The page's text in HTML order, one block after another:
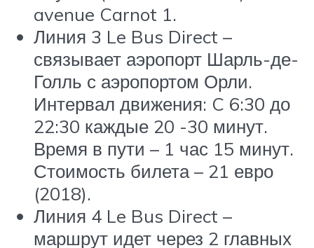
avenue Carnot 1.
Линия 3 Le Bus Direct –
связывает аэропорт Шарль-де-
Голль с аэропортом Орли.
Интервал движения: C 6:30 до
22:30 каждые 20 -30 минут.
Время в пути – 1 час 15 минут.
Стоимость билета – 21 евро
(2018).
Линия 4 Le Bus Direct –
маршрут идет через 2 главных